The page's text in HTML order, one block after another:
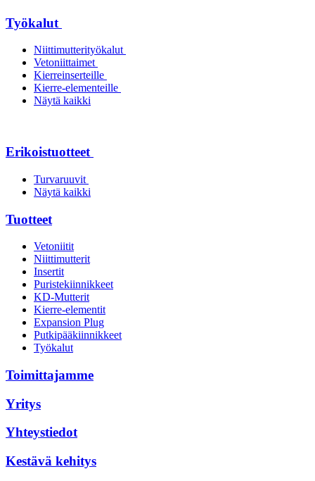
Työkalut
Niittimutterityökalut
Vetoniittaimet
Kierreinserteille
Kierre-elementeille
Näytä kaikki
Erikoistuotteet
Turvaruuvit
Näytä kaikki
Tuotteet
Vetoniitit
Niittimutterit
Insertit
Puristekiinnikkeet
KD-Mutterit
Kierre-elementit
Expansion Plug
Putkipääkiinnikkeet
Työkalut
Toimittajamme
Yritys
Yhteystiedot
Kestävä kehitys